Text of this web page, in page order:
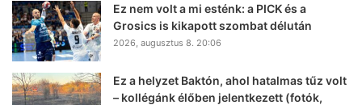
Ez nem volt a mi esténk: a PICK és a
Grosics is kikapott szombat délután
2026, augusztus 8. 20:06
Ez a helyzet Baktón, ahol hatalmas tűz volt
– kollégánk élőben jelentkezett (fotók,